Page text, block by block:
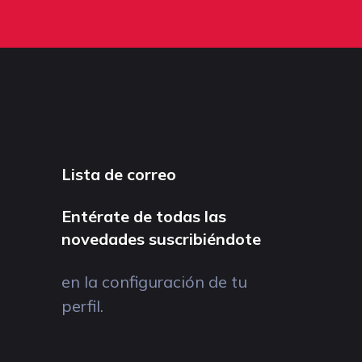
Lista de correo
Entérate de todas las
novedades suscribiéndote
en la configuración de tu
perfil.